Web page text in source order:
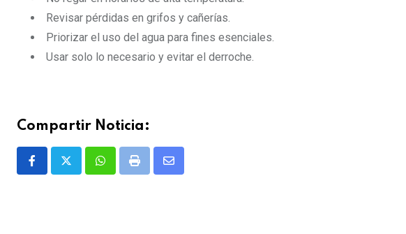
Revisar pérdidas en grifos y cañerías.
Priorizar el uso del agua para fines esenciales.
Usar solo lo necesario y evitar el derroche.
Compartir Noticia:
WhatsappPrint
Share